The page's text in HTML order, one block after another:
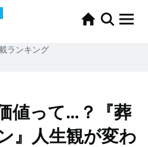
ランキング
値って…？『葬
』人生観が変わ